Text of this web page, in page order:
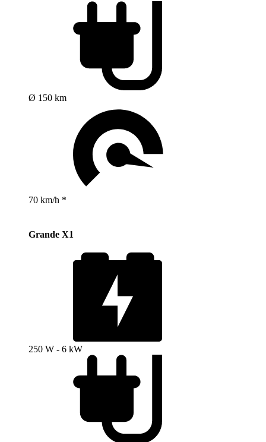
Ø 150 km
70 km/h *
Grande X1
250 W - 6 kW